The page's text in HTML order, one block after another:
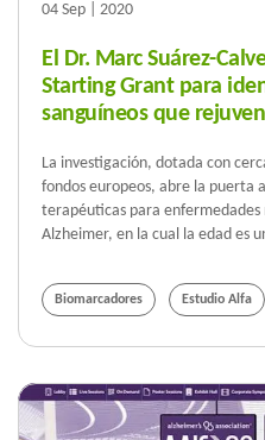
04 Sep | 2020
El Dr. Marc Suárez-
Starting Grant para
sanguíneos que
La investigación, dotada con
fondos europeos, abre la puerta
terapéuticas para
Alzheimer, en la cual la edad es
Biomarcadores Estudio Alfa